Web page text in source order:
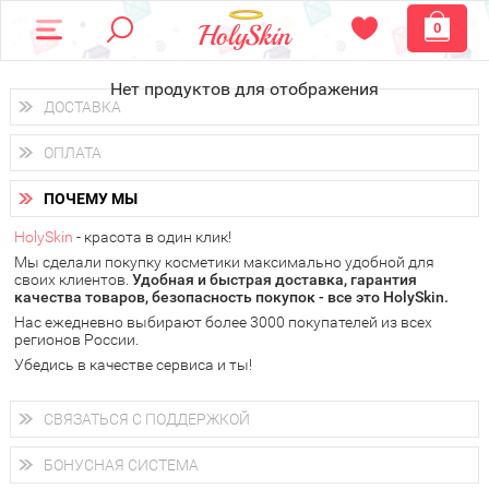
0
Нет продуктов для отображения
ДОСТАВКА
Доставка осуществляетсяпо всем городам России.
Вы можете выбрать доставку курьером, Почтой России или
получить заказ в пунктах выдачи PickPoint или пункте
самовывоза.
В 20 городах России доставка осуществляется ужена
следующий день.
у Вас всегда есть возможность получитьбесплатную
доставку от HolySkin.
подробнее об условиях доставки и оплаты в Вашем городе
ОПЛАТА
Вы можете оплатить свой заказ любым удобным способом:
наличными деньгами (
через интернет-банк (Альфа-банк, Сбербанк) и другими
электронными способами.
ПОЧЕМУ МЫ
HolySkin - красота в один клик!
Мы сделали покупку косметики максимально удобной для
своих клиентов. Удобная и быстрая доставка, гарантия
качества товаров, безопасность покупок - все это HolySkin.
Нас ежедневно выбирают более 3000 покупателей из всех
регионов России.
Убедись в качестве сервиса и ты!
СВЯЗАТЬСЯ С ПОДДЕРЖКОЙ
+7 (800) 707-24-55
Мы будем рады ответить на все Ваши вопросы по работе
магазина, проконсультировать по товарам, рассказать о
БОНУСНАЯ СИСТЕМА